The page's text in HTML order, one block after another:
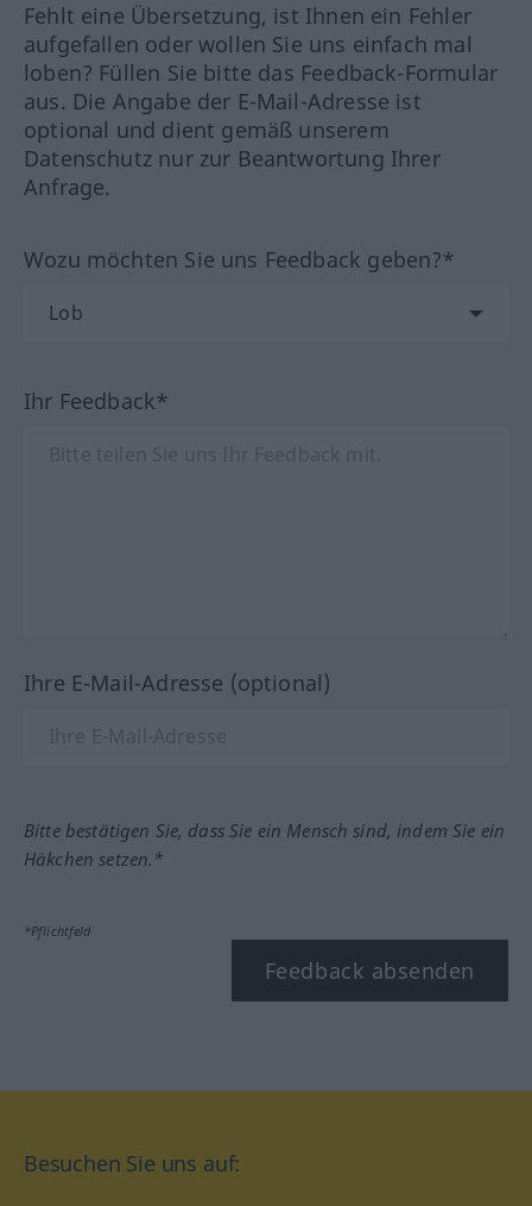
Fehlt eine Übersetzung, ist Ihnen ein Fehler
aufgefallen oder wollen Sie uns einfach mal
loben? Füllen Sie bitte das Feedback-Formular
aus. Die Angabe der E-Mail-Adresse ist
optional und dient gemäß unserem
Datenschutz nur zur Beantwortung Ihrer
Anfrage.
Wozu möchten Sie uns Feedback geben?*
Ihr Feedback*
Ihre E-Mail-Adresse (optional)
Bitte bestätigen Sie, dass Sie ein Mensch sind, indem Sie ein
Häkchen setzen.*
*Pflichtfeld
Feedback absenden
Besuchen Sie uns auf: